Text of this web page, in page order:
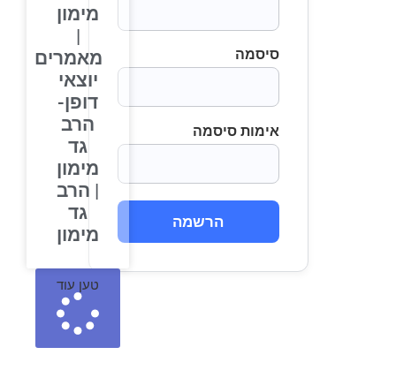
סיסמה
אימות סיסמה
הרשמה
מימון
מאמרים
יוצאי
דופן-
הרב
מימון
| הרב
מימון
טען עוד